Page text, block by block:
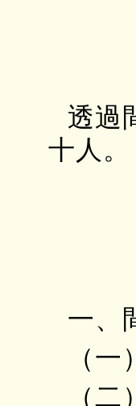
透過
十人。
一、
（
（